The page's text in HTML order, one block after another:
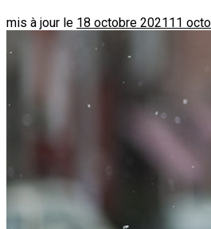
mis à jour le 18 octobre 202111